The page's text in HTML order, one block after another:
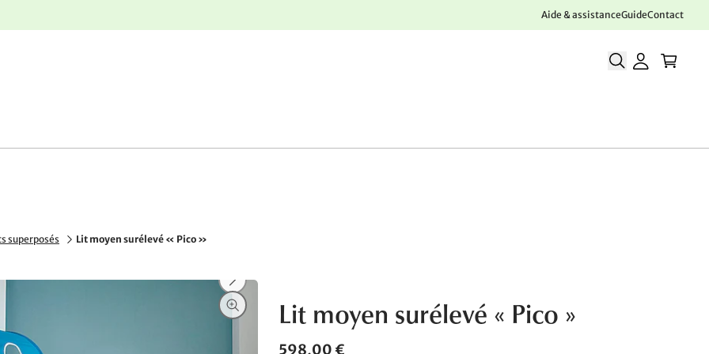
Aide & assistanceGuideContact
superposés Lit moyen surélevé « Pico »
Lit moyen surélevé « Pico »
598,00 €